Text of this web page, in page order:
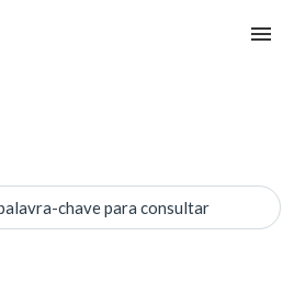
chave para consultar